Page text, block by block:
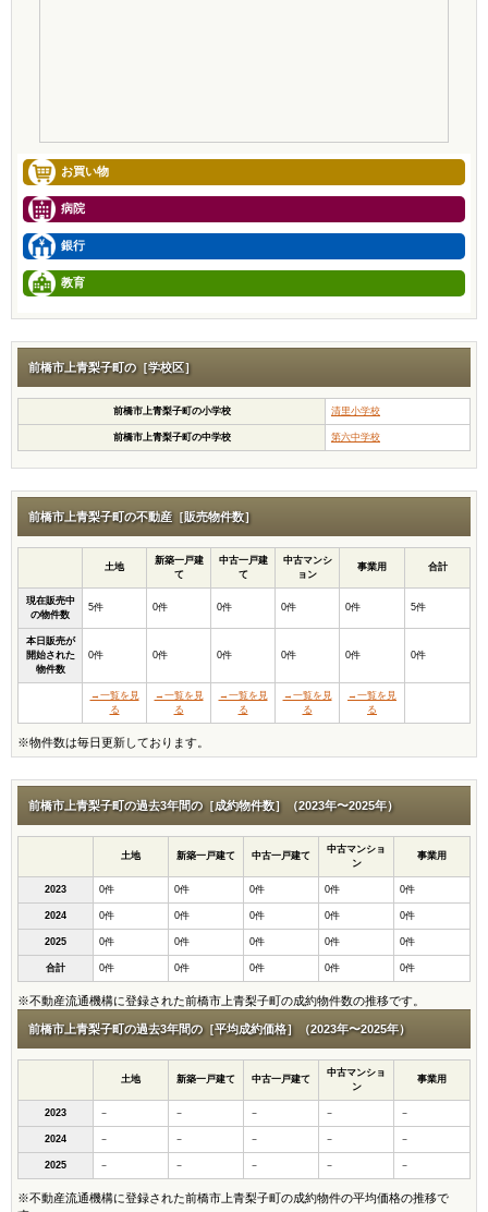
お買い物
病院
銀行
教育
前橋市上青梨子町の［学校区］
前橋市上青梨子町の小学校 清里小学校
前橋市上青梨子町の中学校 第六中学校
前橋市上青梨子町の不動産［販売物件数］
土地
新築一戸建
て
中古一戸建
て
中古マンシ
ョン
事業用 合計
現在販売中
の物件数
5件 0件 0件 0件 0件 5件
本日販売が
開始された
物件数
0件 0件 0件 0件 0件 0件
→一覧を見
る
→一覧を見
る
→一覧を見
る
→一覧を見
る
→一覧を見
る
※物件数は毎日更新しております。
前橋市上青梨子町の過去3年間の［成約物件数］（2023年〜2025年）
土地 新築一戸建て 中古一戸建て
中古マンショ
ン
事業用
2023 0件 0件 0件 0件 0件
2024 0件 0件 0件 0件 0件
2025 0件 0件 0件 0件 0件
合計 0件 0件 0件 0件 0件
※不動産流通機構に登録された前橋市上青梨子町の成約物件数の推移です。
前橋市上青梨子町の過去3年間の［平均成約価格］（2023年〜2025年）
土地 新築一戸建て 中古一戸建て
中古マンショ
ン
事業用
2023 － － － － －
2024 － － － － －
2025 － － － － －
※不動産流通機構に登録された前橋市上青梨子町の成約物件の平均価格の推移で